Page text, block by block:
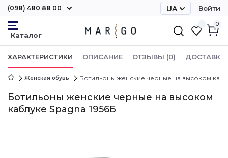
(098) 480 88 00 UA Войти
0
ХАРАКТЕРИСТИКИ ОПИСАНИЕ ОТЗЫВЫ (0) ДОСТАВКА
Женская обувь Ботильоны женские черные на высоком
Ботильоны женские черные на высоком
каблуке Spagna 1956Б